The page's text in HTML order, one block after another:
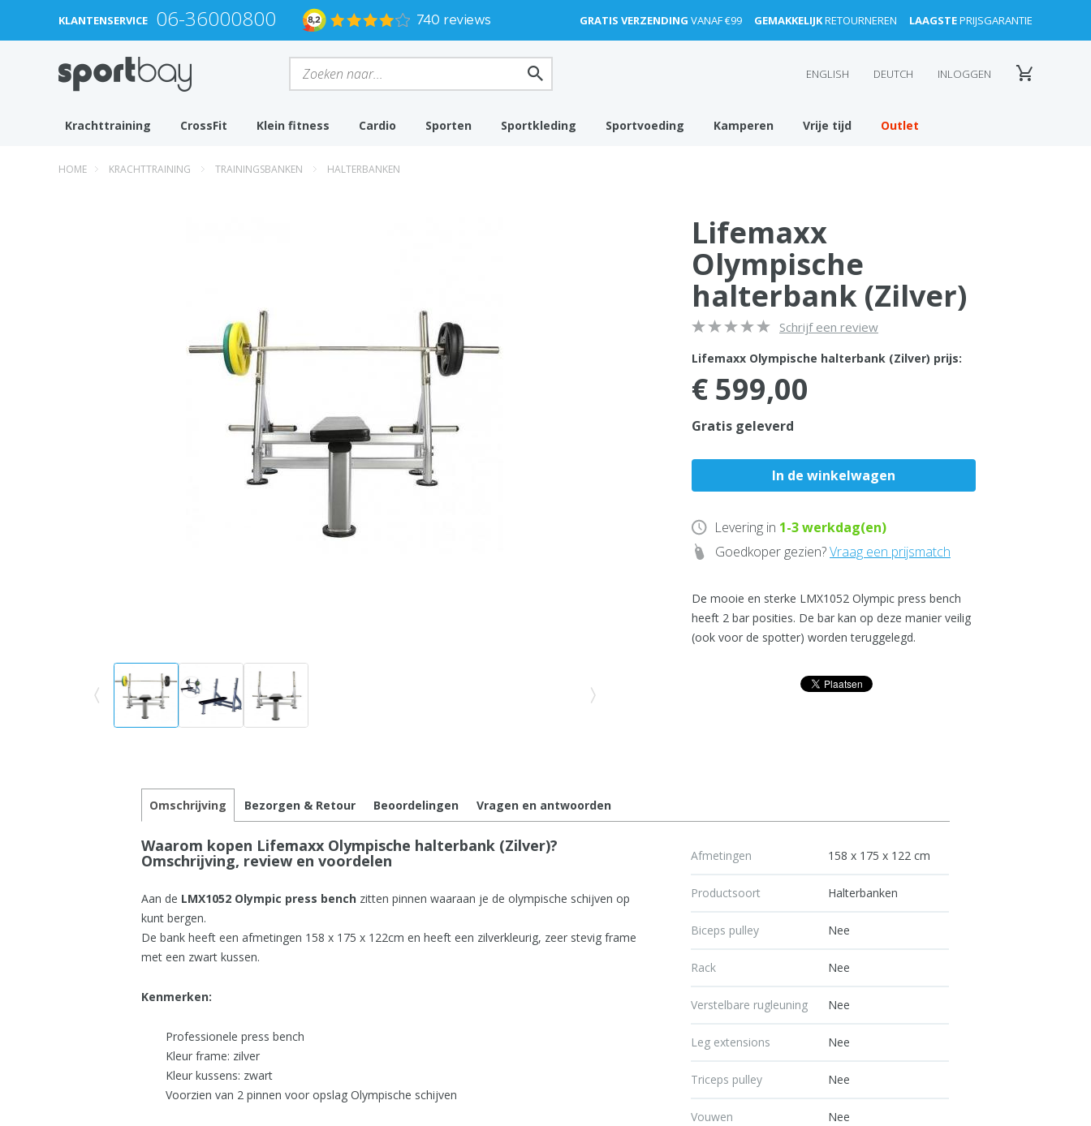
KLANTENSERVICE 06-36000800 GRATIS VERZENDING VANAF €99 GEMAKKELIJKRETOURNEREN LAAGSTEPRIJSGARANTIE
ENGLISH DEUTCH INLOGGEN
Krachttraining CrossFit Klein fitness Cardio Sporten Sportkleding Sportvoeding Kamperen Vrije tijd Outlet
HOME KRACHTTRAINING TRAININGSBANKEN HALTERBANKEN
Lifemaxx
Olympische
halterbank (Zilver)
Schrijf een review
Lifemaxx Olympische halterbank (Zilver) prijs:
€ 599,00
Gratis geleverd
Levering in 1-3werkdag(en)
Goedkoper gezien?Vraag een prijsmatch
De mooie en sterke LMX1052 Olympic press bench
heeft 2 bar posities. De bar kan op deze manier veilig
(ook voor de spotter) worden teruggelegd.
Omschrijving Bezorgen & Retour Beoordelingen Vragen en antwoorden
Waarom kopen Lifemaxx Olympische halterbank (Zilver)?
Omschrijving, review en voordelen
Aan de LMX1052 Olympic press benchzitten pinnen waaraan je de olympische schijven op
kunt bergen.
De bank heeft een afmetingen 158 x 175 x 122cm en heeft een zilverkleurig, zeer stevig frame
met een zwart kussen.
Kenmerken:
Professionele press bench
Kleur frame: zilver
Kleur kussens: zwart
Voorzien van 2 pinnen voor opslag Olympische schijven
Afmetingen 158 x 175 x 122 cm
Productsoort Halterbanken
Biceps pulley Nee
Rack Nee
Verstelbare rugleuning Nee
Leg extensions Nee
Triceps pulley Nee
Vouwen Nee